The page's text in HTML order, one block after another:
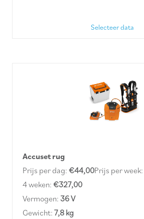
Selecteer data
Accuset rug
Prijs per dag: €44,00Prijs per week:
4 weken: €327,00
Vermogen: 36 V
Gewicht: 7,8 kg